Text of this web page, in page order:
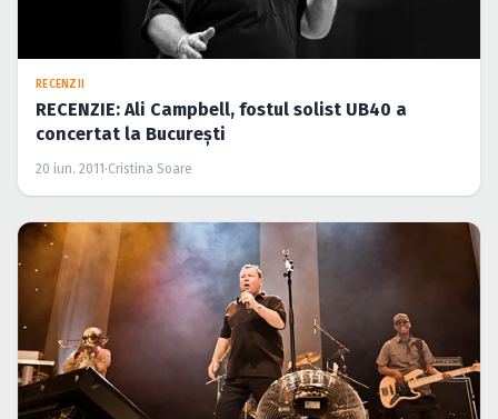
RECENZII
RECENZIE: Ali Campbell, fostul solist UB40 a
concertat la Bucureşti
20 iun. 2011 ·Cristina Soare